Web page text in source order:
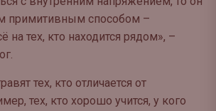
примитивным способом –
на тех, кто находится рядом», –
тех, кто отличается от
тех, кто хорошо учится, у кого